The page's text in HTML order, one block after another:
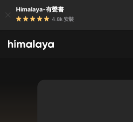
Himalaya-有聲書
4.8k 安裝